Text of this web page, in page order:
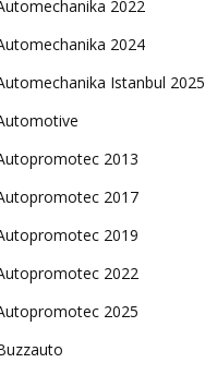
2022
2024
Istanbul 2025
2013
2017
2019
2022
2025